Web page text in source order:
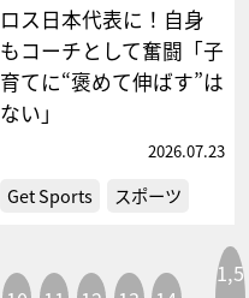
ロス日本代表に！自身
もコーチとして奮闘「子
育てに“褒めて伸ばす”は
ない」
2026.07.23
Get Sports スポーツ
1,5